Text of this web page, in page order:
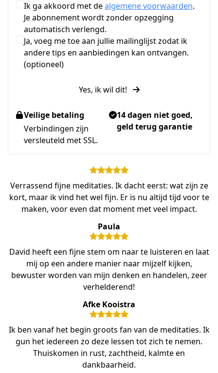
Ik ga akkoord met dealgemene voorwaarden.
Je abonnement wordt zonder opzegging
automatisch verlengd.
Ja, voeg me toe aan jullie mailinglijst zodat ik
andere tips en aanbiedingen kan ontvangen.
(optioneel)
Yes, ik wil dit!
Veilige betaling
Verbindingen zijn
versleuteld met SSL.
14 dagen niet goed,
geld terug garantie
Verrassend fijne meditaties. Ik dacht eerst: wat zijn ze
kort, maar ik vind het wel fijn. Er is nu altijd tijd voor te
maken, voor even dat moment met veel impact.
Paula
David heeft een fijne stem om naar te luisteren en laat
mij op een andere manier naar mijzelf kijken,
bewuster worden van mijn denken en handelen, zeer
verhelderend!
Afke Kooistra
Ik ben vanaf het begin groots fan van de meditaties. Ik
gun het iedereen zo deze lessen tot zich te nemen.
Thuiskomen in rust, zachtheid, kalmte en
dankbaarheid.